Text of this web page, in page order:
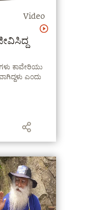
Video
ಕಾವೇರಿಯು
ಎಂದು